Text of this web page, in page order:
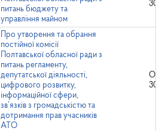
питань бюджету та
управління майном
Про утворення та обрання
постійної комісії
Полтавської обласної ради з
питань регламенту,
депутатської діяльності,
цифрового розвитку,
інформаційної сфери,
зв’язків з громадськістю та
дотримання прав учасників
АТО